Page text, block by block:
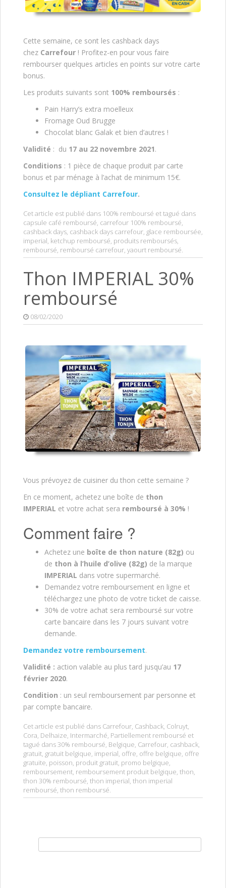
Cette semaine, ce sont les cashback days
chez Carrefour ! Profitez-en pour vous faire
rembourser quelques articles en points sur votre carte
bonus.
Les produits suivants sont 100% remboursés :
Pain Harry’s extra moelleux
Fromage Oud Brugge
Chocolat blanc Galak et bien d’autres !
Validité : du 17 au 22 novembre 2021.
Conditions : 1 pièce de chaque produit par carte
bonus et par ménage à l’achat de minimum 15€.
Consultez le dépliant Carrefour.
Cet article est publié dans 100% remboursé et tagué dans
capsule café remboursé carrefour 100% remboursé
cashback days cashback days carrefour glace remboursée
imperial ketchup remboursé produits remboursés
remboursé remboursé carrefour yaourt remboursé
Thon IMPERIAL 30%
remboursé
08/02/2020
Vous prévoyez de cuisiner du thon cette semaine ?
En ce moment, achetez une boîte de thon
IMPERIAL et votre achat sera remboursé à 30% !
Comment faire ?
Achetez une boîte de thon nature (82g) ou
de thon à l’huile d’olive (82g) de la marque
IMPERIAL dans votre supermarché.
Demandez votre remboursement en ligne et
téléchargez une photo de votre ticket de caisse.
30% de votre achat sera remboursé sur votre
carte bancaire dans les 7 jours suivant votre
demande.
Demandez votre remboursement.
Validité : action valable au plus tard jusqu’au 17
février 2020.
Condition : un seul remboursement par personne et
par compte bancaire.
Cet article est publié dans Carrefour Cashback Colruyt
Cora Delhaize Intermarché Partiellement remboursé et
tagué dans 30% remboursé Belgique Carrefour cashback
gratuit gratuit belgique imperial offre offre belgique offre
gratuite poisson produit gratuit promo belgique
remboursement remboursement produit belgique thon
thon 30% remboursé thon imperial thon imperial
remboursé thon remboursé